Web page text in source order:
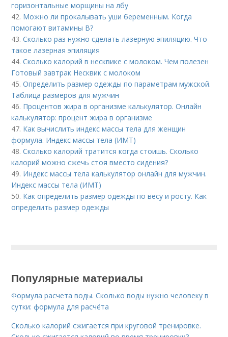
горизонтальные морщины на лбу
42. Можно ли прокалывать уши беременным. Когда
помогают витамины B?
43.Сколько раз нужно сделать лазерную эпиляцию. Что
такое лазерная эпиляция
44.Сколько калорий в несквике с молоком. Чем полезен
Готовый завтрак Несквик с молоком
45.Определить размер одежды по параметрам мужской.
Таблица размеров для мужчин
46. Процентов жира в организме калькулятор. Онлайн
калькулятор: процент жира в организме
47. Как вычислить индекс массы тела для женщин
формула. Индекс массы тела (ИМТ)
48.Сколько калорий тратится когда стоишь. Сколько
калорий можно сжечь стоя вместо сидения?
49. Индекс массы тела калькулятор онлайн для мужчин.
Индекс массы тела (ИМТ)
50. Как определить размер одежды по весу и росту. Как
определить размер одежды
Популярные материалы
Формула расчета воды. Сколько воды нужно человеку в
сутки: формула для расчёта
Сколько калорий сжигается при круговой тренировке.